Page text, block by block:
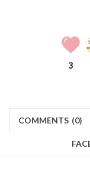
3
COMMENTS (0)